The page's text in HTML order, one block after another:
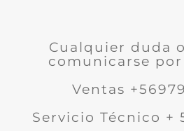
Cualquier duda
comunicarse
Ventas
Servicio Técnico +